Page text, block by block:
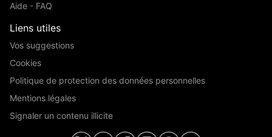
Aide - FAQ
Liens utiles
Vos suggestions
Cookies
Politique de protection des données personnelles
Mentions légales
Signaler un contenu illicite